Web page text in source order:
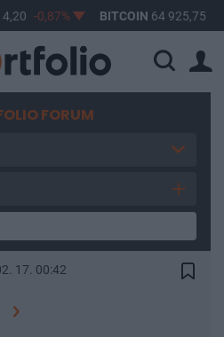
-0,87% BITCOIN64 925,75
FORUM
17. 00:42